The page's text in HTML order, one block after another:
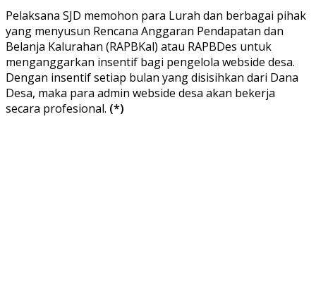
Pelaksana SJD memohon para Lurah dan berbagai pihak
yang menyusun Rencana Anggaran Pendapatan dan
Belanja Kalurahan (RAPBKal) atau RAPBDes untuk
menganggarkan insentif bagi pengelola webside desa.
Dengan insentif setiap bulan yang disisihkan dari Dana
Desa, maka para admin webside desa akan bekerja
secara profesional. (*)